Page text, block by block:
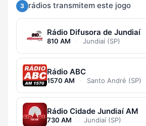
3 rádios transmitem este jogo
Rádio Difusora de Jundiaí
810 AM · Jundiaí (SP)
Rádio ABC
1570 AM · Santo André (SP)
Rádio Cidade Jundiaí AM
730 AM · Jundiaí (SP)